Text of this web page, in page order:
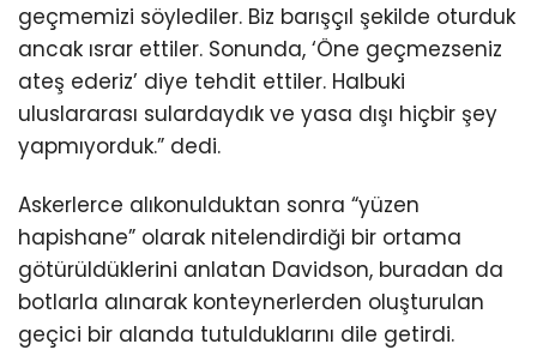
geçmemizi söylediler. Biz barışçıl şekilde oturduk
ancak ısrar ettiler. Sonunda, ‘Öne geçmezseniz
ateş ederiz’ diye tehdit ettiler. Halbuki
uluslararası sulardaydık ve yasa dışı hiçbir şey
yapmıyorduk.” dedi.
Askerlerce alıkonulduktan sonra “yüzen
hapishane” olarak nitelendirdiği bir ortama
götürüldüklerini anlatan Davidson, buradan da
botlarla alınarak konteynerlerden oluşturulan
geçici bir alanda tutulduklarını dile getirdi.